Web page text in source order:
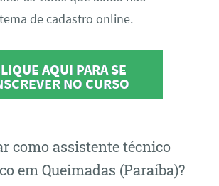
de cadastro online.
AQUI PARA SE
NO CURSO
como assistente técnico
em Queimadas (Paraíba)?